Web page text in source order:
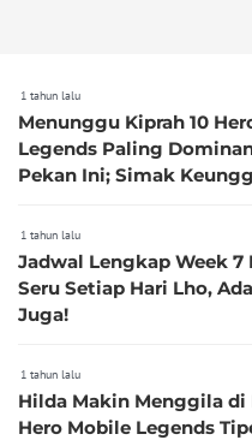
1 tahun lalu
Menunggu Kiprah 10
Legends Paling
Pekan Ini; Simak
1 tahun lalu
Jadwal Lengkap Week 7
Seru Setiap Hari Lho,
Juga!
1 tahun lalu
Hilda Makin Menggila di
Hero Mobile Legends Tipe Fighter - Tank